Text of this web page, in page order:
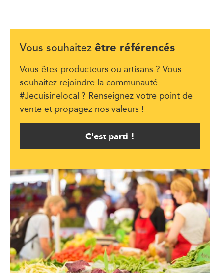
Vous souhaitez être référencés
Vous êtes producteurs ou artisans ? Vous
souhaitez rejoindre la communauté
#Jecuisinelocal ? Renseignez votre point de
vente et propagez nos valeurs !
C'est parti !